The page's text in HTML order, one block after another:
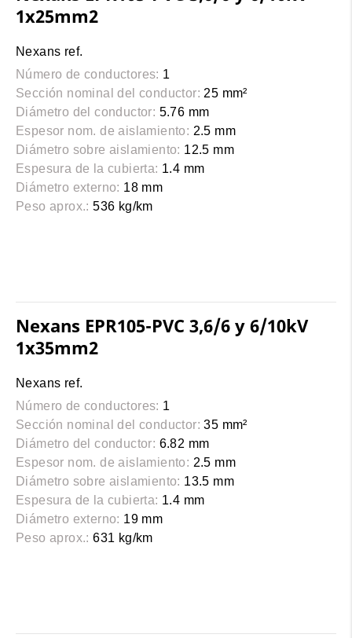
1x25mm2
Nexans ref.
Número de conductores: 1
Sección nominal del conductor: 25 mm²
Diámetro del conductor: 5.76 mm
Espesor nom. de aislamiento: 2.5 mm
Diámetro sobre aislamiento: 12.5 mm
Espesura de la cubierta: 1.4 mm
Diámetro externo: 18 mm
Peso aprox.: 536 kg/km
Nexans EPR105-PVC 3,6/6 y 6/10kV
1x35mm2
Nexans ref.
Número de conductores: 1
Sección nominal del conductor: 35 mm²
Diámetro del conductor: 6.82 mm
Espesor nom. de aislamiento: 2.5 mm
Diámetro sobre aislamiento: 13.5 mm
Espesura de la cubierta: 1.4 mm
Diámetro externo: 19 mm
Peso aprox.: 631 kg/km